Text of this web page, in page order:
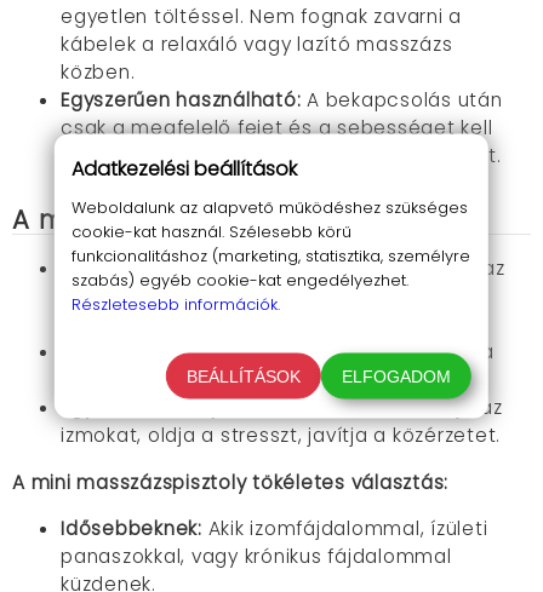
egyetlen töltéssel. Nem fognak zavarni a
kábelek a relaxáló vagy lazító masszázs
közben.
Egyszerűen használható: A bekapcsolás után
csak a megfelelő fejet és a sebességet kell
kiválasztanod és máris élvezheted a lazítást.
A masszázspisztoly használata
Sportolás előtt bemelegítésre: Felkészítve az
izmokat a terhelésre, és megelőzve a
Sportolás után regenerálódásra: Gyorsítja a
gyógyulást, enyhíti az izomfáradtságot.
Egy fárasztó nap után relaxációra: Ellazítja az
izmokat, oldja a stresszt, javítja a közérzetet.
A mini masszázspisztoly tökéletes választás:
Idősebbeknek: Akik izomfájdalommal, ízületi
panaszokkal, vagy krónikus fájdalommal
küzdenek.
Adatkezelési beállítások
Weboldalunk az alapvető működéshez szükséges
cookie-kat használ. Szélesebb körű
funkcionalitáshoz (marketing, statisztika, személyre
szabás) egyéb cookie-kat engedélyezhet.
Részletesebb információk.
BEÁLLÍTÁSOK ELFOGADOM